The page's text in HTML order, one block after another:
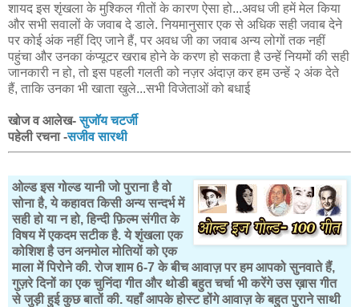
शायद इस शृंखला के मुश्किल गीतों के कारण ऐसा हो...अवध जी हमें मेल किया
और सभी सवालों के जवाब दे डाले. नियमानुसार एक से अधिक सही जवाब देने
पर कोई अंक नहीं दिए जाने हैं, पर अवध जी का जवाब अन्य लोगों तक नहीं
पहुंचा और उनका कंप्यूटर खराब होने के करण हो सकता है उन्हें नियमों की सही
जानकारी न हो, तो इस पहली गलती को नज़र अंदाज़ कर हम उन्हें २ अंक देते
हैं, ताकि उनका भी खाता खुले...सभी विजेताओं को बधाई
खोज व आलेख-सुजॉय चटर्जी
पहेली रचना -सजीव सारथी
ओल्ड इस गोल्ड यानी जो पुराना है वो
सोना है, ये कहावत किसी अन्य सन्दर्भ में
सही हो या न हो, हिन्दी फ़िल्म संगीत के
विषय में एकदम सटीक है. ये शृंखला एक
कोशिश है उन अनमोल मोतियों को एक
माला में पिरोने की. रोज शाम 6-7 के बीच आवाज़ पर हम आपको सुनवाते हैं,
गुज़रे दिनों का एक चुनिंदा गीत और थोडी बहुत चर्चा भी करेंगे उस ख़ास गीत
से जुड़ी हुई कुछ बातों की. यहाँ आपके होस्ट होंगे आवाज़ के बहुत पुराने साथी